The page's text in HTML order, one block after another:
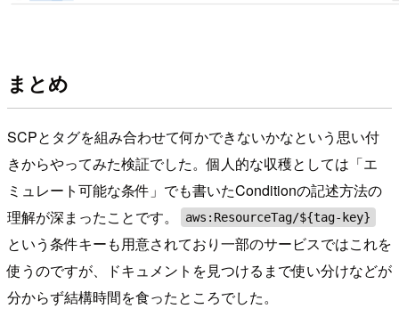
まとめ
SCPとタグを組み合わせて何かできないかなという思い付
きからやってみた検証でした。個人的な収穫としては「エ
ミュレート可能な条件」でも書いたConditionの記述方法の
理解が深まったことです。
aws:ResourceTag/${tag-key}
という条件キーも用意されており一部のサービスではこれを
使うのですが、ドキュメントを見つけるまで使い分けなどが
分からず結構時間を食ったところでした。